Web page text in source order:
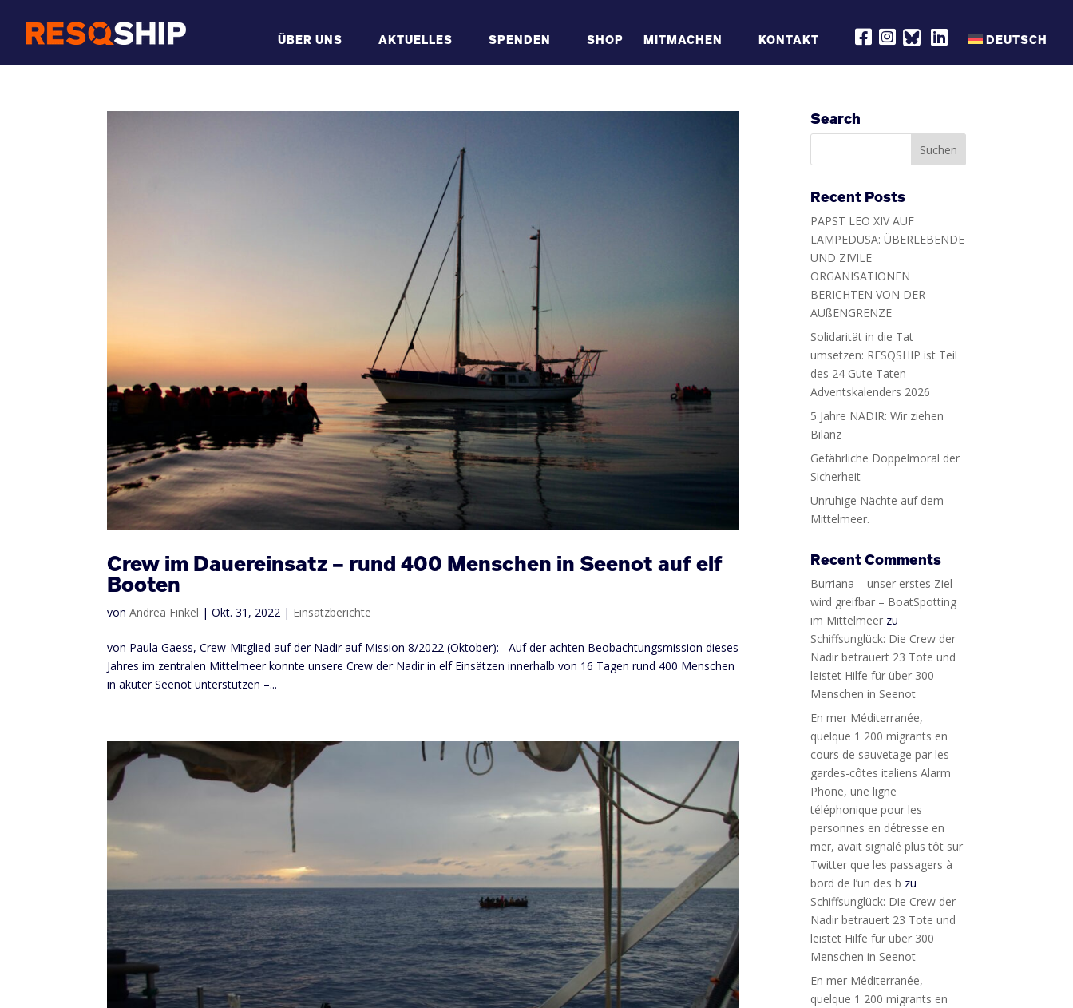
ÜBER UNS AKTUELLES SPENDEN SHOP MITMACHEN KONTAKT
R
E
Q
N
C
O
K
R
E
Q
N
S
G
A
M
R
E
Q
N
I
N
DEUTSCH
Crew im Dauereinsatz – rund 400 Menschen in Seenot auf elf
Booten
vonAndrea Finkel |Okt. 31, 2022 | Einsatzberichte
von Paula Gaess, Crew-Mitglied auf der Nadir auf Mission 8/2022 (Oktober): Auf der achten Beobachtungsmission dieses
Jahres im zentralen Mittelmeer konnte unsere Crew der Nadir in elf Einsätzen innerhalb von 16 Tagen rund 400 Menschen
in akuter Seenot unterstützen –...
Search
Recent Posts
PAPST LEO XIV AUF
LAMPEDUSA: ÜBERLEBENDE
UND ZIVILE
ORGANISATIONEN
BERICHTEN VON DER
AUßENGRENZE
Solidarität in die Tat
umsetzen: RESQSHIP ist Teil
des 24 Gute Taten
Adventskalenders 2026
5 Jahre NADIR: Wir ziehen
Bilanz
Gefährliche Doppelmoral der
Sicherheit
Unruhige Nächte auf dem
Mittelmeer.
Recent Comments
Burriana – unser erstes Ziel
wird greifbar – BoatSpotting
im Mittelmeer zu
Schiffsunglück: Die Crew der
Nadir betrauert 23 Tote und
leistet Hilfe für über 300
Menschen in Seenot
En mer Méditerranée,
quelque 1 200 migrants en
cours de sauvetage par les
gardes-côtes italiens Alarm
Phone, une ligne
téléphonique pour les
personnes en détresse en
mer, avait signalé plus tôt sur
Twitter que les passagers à
bord de l’un des b zu
Schiffsunglück: Die Crew der
Nadir betrauert 23 Tote und
leistet Hilfe für über 300
Menschen in Seenot
En mer Méditerranée,
quelque 1 200 migrants en